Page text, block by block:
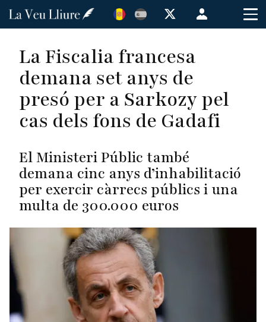
Vés
Menú
de
de
La Fiscalia francesa
demana set anys de
presó per a Sarkozy pel
cas dels fons de Gadafi
El Ministeri Públic també
demana cinc anys d’inhabilitació
per exercir càrrecs públics i una
multa de 300.000 euros